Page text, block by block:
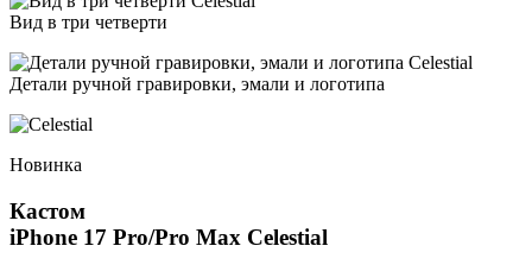
Вид в три четверти
Детали ручной гравировки, эмали и логотипа
Новинка
Кастом
iPhone 17 Pro/Pro Max Celestial